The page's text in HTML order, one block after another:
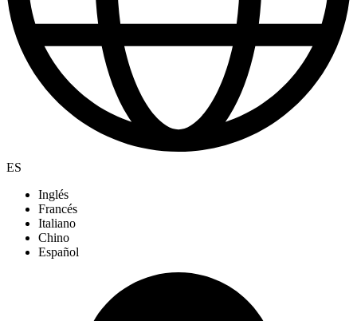
ES
Inglés
Francés
Italiano
Chino
Español